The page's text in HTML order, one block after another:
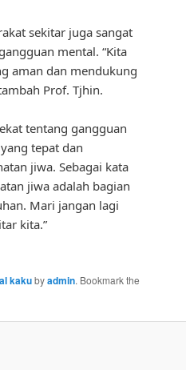
sekitar juga sangat
mental. “Kita
aman dan mendukung
Prof. Tjhin.
tentang gangguan
tepat dan
jiwa. Sebagai kata
jiwa adalah bagian
Mari jangan lagi
kita.”
kakubyadmin. Bookmark the